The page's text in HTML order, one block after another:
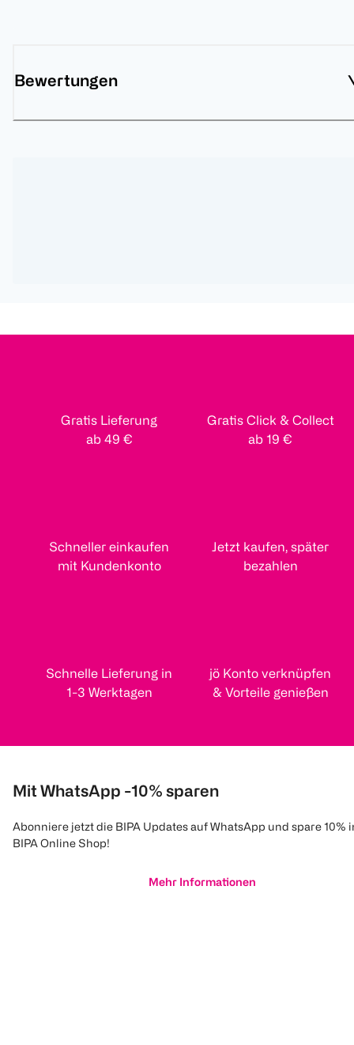
Bewertungen
Gratis Lieferung
ab 49 €
Gratis Click & Collect
ab 19 €
Schneller einkaufen
mit Kundenkonto
Jetzt kaufen, später
bezahlen
Schnelle Lieferung in
1-3 Werktagen
jö Konto verknüpfen
& Vorteile genießen
Mit WhatsApp -10% sparen
Abonniere jetzt die BIPA Updates auf WhatsApp und spare 10%
BIPA Online Shop!
Mehr Informationen